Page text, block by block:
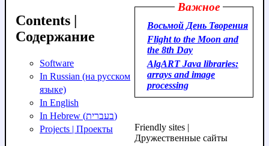
Важное
Восьмой День Творения
Flight to the Moon and
the 8th Day
AlgART Java libraries:
arrays and image
processing
Friendly sites |
Дружественные сайты
Contents |
Содержание
Software
In Russian (на русском
языке)
In English
In Hebrew (בעברית)
Projects | Проекты